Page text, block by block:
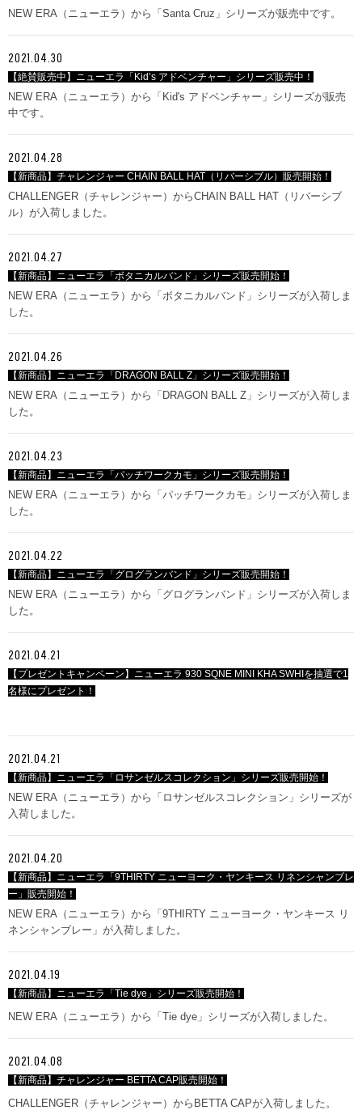
NEW ERA（ニューエラ）から「Santa Cruz」シリーズが販売中です。
2021.04.30
【絶賛販売中】ニューエラ「Kid’s アドベンチャー」シリーズ販売中！
NEW ERA（ニューエラ）から「Kid's アドベンチャー」シリーズが販売
中です。
2021.04.28
【新商品】チャレンジャー CHAIN BALL HAT（リバーシブル）販売開始！
CHALLENGER（チャレンジャー）からCHAIN BALL HAT（リバーシブ
ル）が入荷しました。
2021.04.27
【新商品】ニューエラ「ボタニカルバンド」シリーズ販売開始！
NEW ERA（ニューエラ）から「ボタニカルバンド」シリーズが入荷しま
した。
2021.04.26
【新商品】ニューエラ「DRAGON BALL Z」シリーズ販売開始！
NEW ERA（ニューエラ）から「DRAGON BALL Z」シリーズが入荷しま
した。
2021.04.23
【新商品】ニューエラ「パッチワークカモ」シリーズ販売開始！
NEW ERA（ニューエラ）から「パッチワークカモ」シリーズが入荷しま
した。
2021.04.22
【新商品】ニューエラ「グログランバンド」シリーズ販売開始！
NEW ERA（ニューエラ）から「グログランバンド」シリーズが入荷しま
した。
2021.04.21
【プレゼントキャンペーン】ニューエラ 930 SQNE MINI KHA SWHIを抽選で1
名様にプレゼント！
2021.04.21
【新商品】ニューエラ「ロサンゼルスコレクション」シリーズ販売開始！
NEW ERA（ニューエラ）から「ロサンゼルスコレクション」シリーズが
入荷しました。
2021.04.20
【新商品】ニューエラ「9THIRTY ニューヨーク・ヤンキース リネンシャンブレ
ー」販売開始！
NEW ERA（ニューエラ）から「9THIRTY ニューヨーク・ヤンキース リ
ネンシャンブレー」が入荷しました。
2021.04.19
【新商品】ニューエラ「Tie dye」シリーズ販売開始！
NEW ERA（ニューエラ）から「Tie dye」シリーズが入荷しました。
2021.04.08
【新商品】チャレンジャー BETTA CAP販売開始！
CHALLENGER（チャレンジャー）からBETTA CAPが入荷しました。